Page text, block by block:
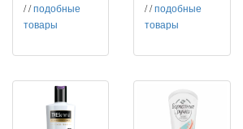
//подобные
товары
//подобные
товары